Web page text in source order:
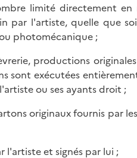
limité directement
par l'artiste, quelle que
photomécanique ;
productions
sont exécutées
ou ses ayants droit ;
originaux fournis par
l'artiste et signés par lui ;